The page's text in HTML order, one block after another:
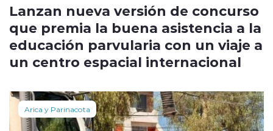
Lanzan nueva versión de concurso
que premia la buena asistencia a la
educación parvularia con un viaje a
un centro espacial internacional
Arica y Parinacota